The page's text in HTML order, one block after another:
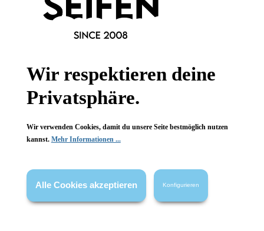
Gesetzliche Informationen
Wissenswertes
Vertrag widerrufen
wenn nicht anders angegeben.
Wir respektieren deine
Privatsphäre.
Wir verwenden Cookies, damit du unsere Seite bestmöglich nutzen
kannst. Mehr Informationen ...
Alle Cookies akzeptieren Konfigurieren